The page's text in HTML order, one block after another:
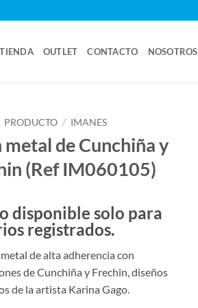
TIENDA OUTLET CONTACTO NOSOTROS
PRODUCTO / IMANES
metal de Cunchiña y
(Ref IM060105)
disponible solo para
registrados.
de alta adherencia con
de Cunchiña y Frechin, diseños
de la artista Karina Gago.